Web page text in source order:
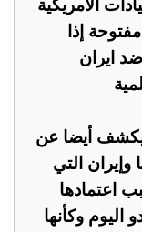
الأمريكية
إذا
ايران
يكشف أيضا عن
وإيران التي
اعتمادها
اليوم وكأنها